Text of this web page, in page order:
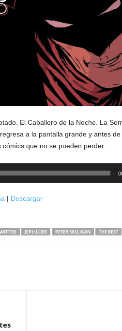
El Caballero de la Noche. La
a la pantalla grande y antes
que no se pueden perder.
| Descargar
JEPH LOEB PETER MILLIGAN THE BEST